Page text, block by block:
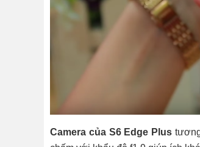
Camera của S6 Edge Plus